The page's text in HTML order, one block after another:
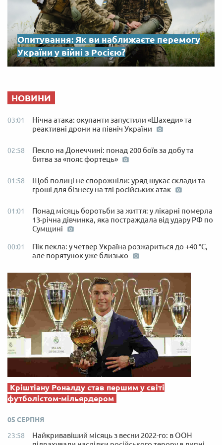
Опитування: Як ви наближаєте перемогу
України у війні з Росією?
НОВИНИ
03:01
Нічна атака: окупанти запустили «Шахеди» та
реактивні дрони на північ України
02:58
Пекло на Донеччині: понад 200 боїв за добу та
битва за «пояс фортець»
01:58
Щоб полиці не спорожніли: уряд шукає склади та
гроші для бізнесу на тлі російських атак
01:01
Понад місяць боротьби за життя: у лікарні померла
13-річна дівчинка, яка постраждала від удару РФ по
Сумщині
00:01
Пік пекла: у четвер Україна розжариться до +40 °C,
але порятунок уже близько
Кріштіану Роналду став першим у світі
футболістом-мільярдером
05 СЕРПНЯ
23:58
Найкривавіший місяць з весни 2022-го: в ООН